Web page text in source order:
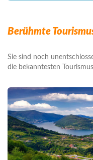
Berühmte
Sie sind noch
die bekanntesten